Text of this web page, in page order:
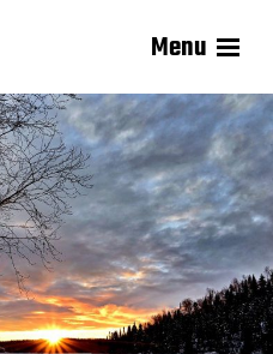
Menu